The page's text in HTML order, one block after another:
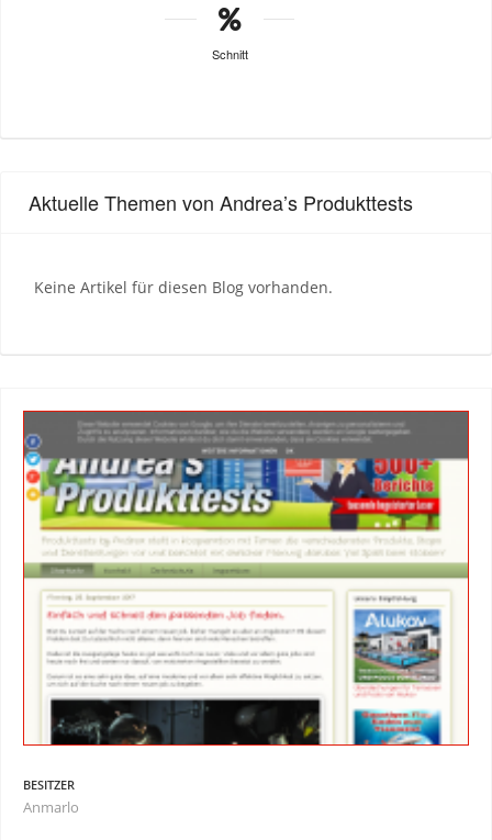
Schnitt
Aktuelle Themen von Andrea’s Produkttests
Keine Artikel für diesen Blog vorhanden.
BESITZER
Anmarlo